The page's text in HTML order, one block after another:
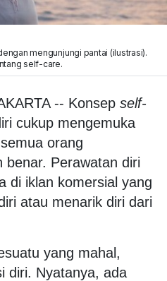
mengunjungi pantai (ilustrasi).
self-care.
-- Konsep self-
cukup mengemuka
orang
benar. Perawatan diri
di iklan komersial yang
atau menarik diri dari
yang mahal,
diri. Nyatanya, ada